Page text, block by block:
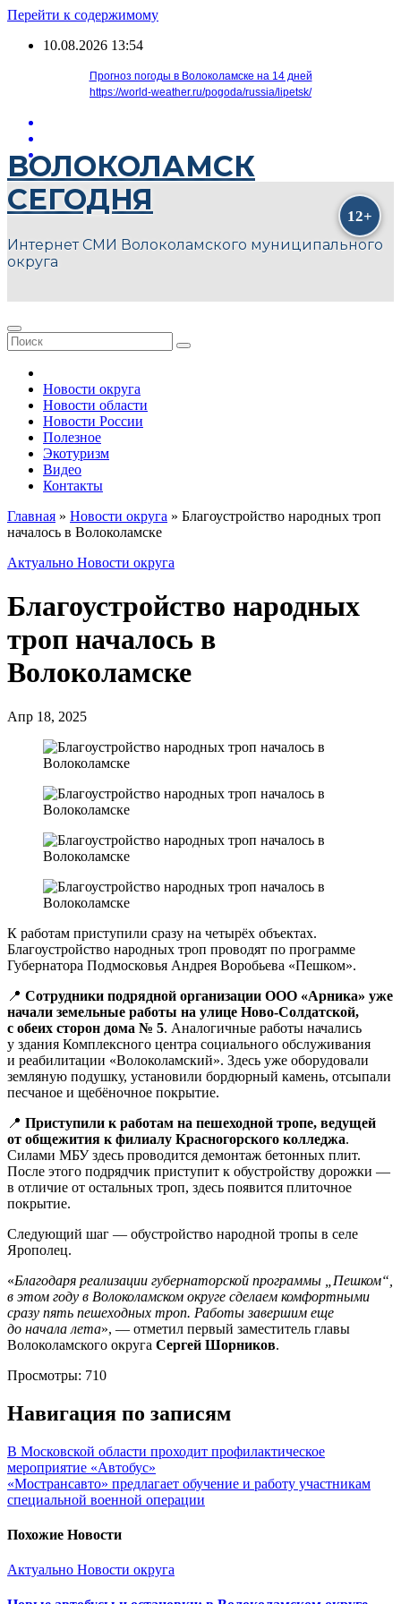
Перейти к содержимому
10.08.2026 13:54
Прогноз погоды в Волоколамске на 14 дней
https://world-weather.ru/pogoda/russia/lipetsk/
ВОЛОКОЛАМСК
СЕГОДНЯ
Интернет СМИ Волоколамского муниципального
округа
Новости округа
Новости области
Новости России
Полезное
Экотуризм
Видео
Контакты
Главная » Новости округа » Благоустройство народных троп
началось в Волоколамске
Актуально Новости округа
Благоустройство народных
троп началось в
Волоколамске
Апр 18, 2025
К работам приступили сразу на четырёх объектах.
Благоустройство народных троп проводят по программе
Губернатора Подмосковья Андрея Воробьева «Пешком».
📍 Сотрудники подрядной организации ООО «Арника» уже
начали земельные работы на улице Ново-Солдатской,
с обеих сторон дома № 5. Аналогичные работы начались
у здания Комплексного центра социального обслуживания
и реабилитации «Волоколамский». Здесь уже оборудовали
земляную подушку, установили бордюрный камень, отсыпали
песчаное и щебёночное покрытие.
📍 Приступили к работам на пешеходной тропе, ведущей
от общежития к филиалу Красногорского колледжа.
Силами МБУ здесь проводится демонтаж бетонных плит.
После этого подрядчик приступит к обустройству дорожки —
в отличие от остальных троп, здесь появится плиточное
покрытие.
Следующий шаг — обустройство народной тропы в селе
Ярополец.
«Благодаря реализации губернаторской программы „Пешком“,
в этом году в Волоколамском округе сделаем комфортными
сразу пять пешеходных троп. Работы завершим еще
до начала лета», — отметил первый заместитель главы
Волоколамского округа Сергей Шорников.
Просмотры: 710
Навигация по записям
В Московской области проходит профилактическое
мероприятие «Автобус»
«Мострансавто» предлагает обучение и работу участникам
специальной военной операции
Похожие Новости
Актуально Новости округа